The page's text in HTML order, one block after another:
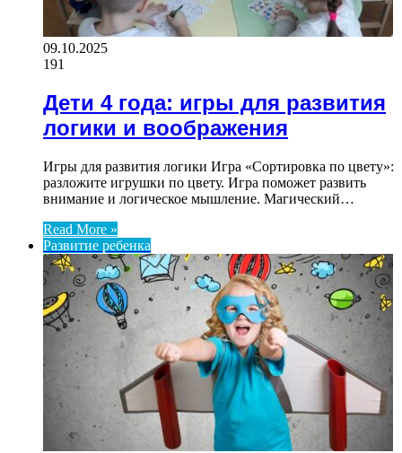
09.10.2025
191
Дети 4 года: игры для развития
логики и воображения
Игры для развития логики Игра «Сортировка по цвету»:
разложите игрушки по цвету. Игра поможет развить
внимание и логическое мышление. Магический…
Read More »
Развитие ребенка